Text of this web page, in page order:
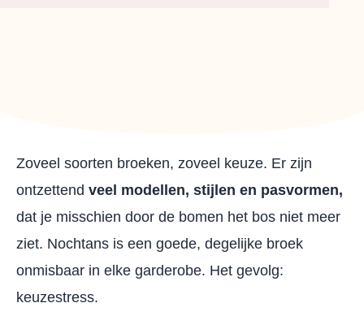
Zoveel soorten broeken, zoveel keuze. Er zijn
ontzettend veel modellen, stijlen en pasvormen,
dat je misschien door de bomen het bos niet meer
ziet. Nochtans is een goede, degelijke broek
onmisbaar in elke garderobe. Het gevolg:
keuzestress.